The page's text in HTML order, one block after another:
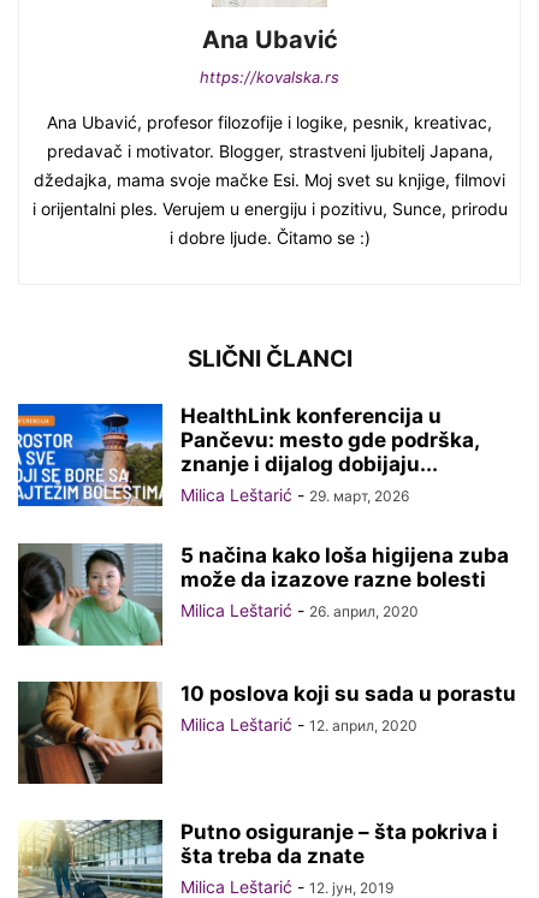
Ana Ubavić
https://kovalska.rs
Ana Ubavić, profesor filozofije i logike, pesnik, kreativac,
predavač i motivator. Blogger, strastveni ljubitelj Japana,
džedajka, mama svoje mačke Esi. Moj svet su knjige, filmovi
i orijentalni ples. Verujem u energiju i pozitivu, Sunce, prirodu
i dobre ljude. Čitamo se :)
SLIČNI ČLANCI
HealthLink konferencija u
Pančevu: mesto gde podrška,
znanje i dijalog dobijaju...
Milica Leštarić - 29. март, 2026
5 načina kako loša higijena zuba
može da izazove razne bolesti
Milica Leštarić - 26. април, 2020
10 poslova koji su sada u porastu
Milica Leštarić - 12. април, 2020
Putno osiguranje – šta pokriva i
šta treba da znate
Milica Leštarić - 12. јун, 2019